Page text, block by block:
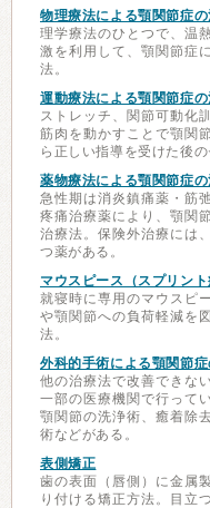
物理療法による顎関節症
理学療法のひとつで、温
激を利用して、顎関節症
法。
運動療法による顎関節症
ストレッチ、関節可動化
筋肉を動かすことで顎関
ら正しい指導を受けた後
薬物療法による顎関節症
急性期は消炎鎮痛薬・筋
疼痛治療薬により、顎関
治療法。保険外治療には
つ薬がある。
マウスピース（スプリン
就寝時に専用のマウスピ
や顎関節への負荷軽減を
法。
外科的手術による顎関節
他の治療法で改善できな
一部の医療機関で行って
顎関節の洗浄術、癒着除
術などがある。
表側矯正
歯の表面（唇側）に金属
り付ける矯正方法。目立